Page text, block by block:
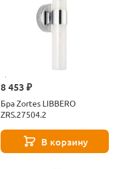
8 453 ₽
Бра Zortes LIBBERO
ZRS.27504.2
В корзину